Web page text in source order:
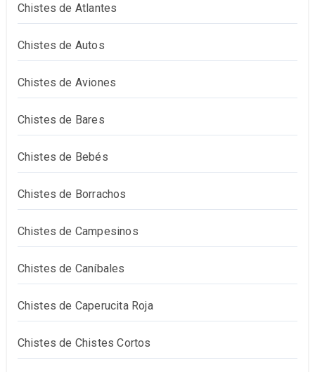
Chistes de Atlantes
Chistes de Autos
Chistes de Aviones
Chistes de Bares
Chistes de Bebés
Chistes de Borrachos
Chistes de Campesinos
Chistes de Caníbales
Chistes de Caperucita Roja
Chistes de Chistes Cortos